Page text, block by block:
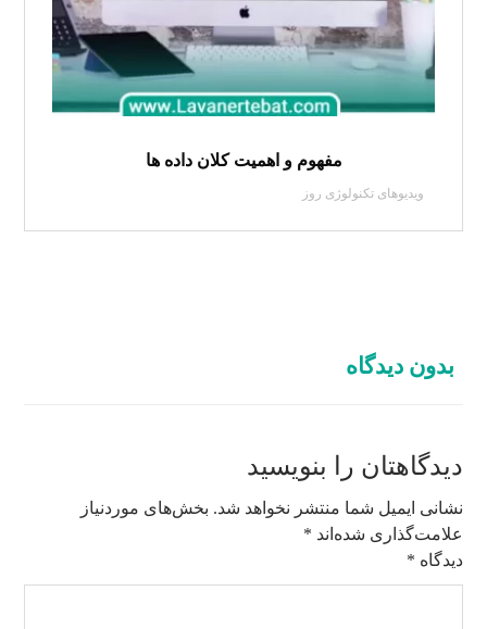
مفهوم و اهمیت کلان داده ها
ویدیوهای تکنولوژی روز
بدون دیدگاه
دیدگاهتان را بنویسید
نشانی ایمیل شما منتشر نخواهد شد. بخش‌های موردنیاز
علامت‌گذاری شده‌اند *
دیدگاه *